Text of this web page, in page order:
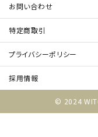
お問い合わせ
特定商取引
プライバシーポリシー
採用情報
© 2024